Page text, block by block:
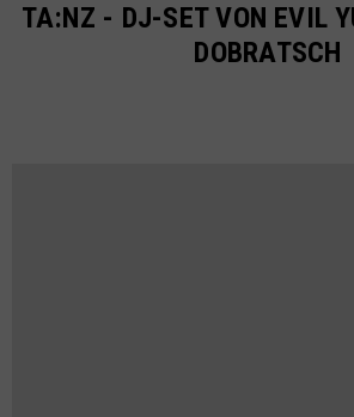
TA:NZ - DJ-SET VON EVIL
DOBRATSCH